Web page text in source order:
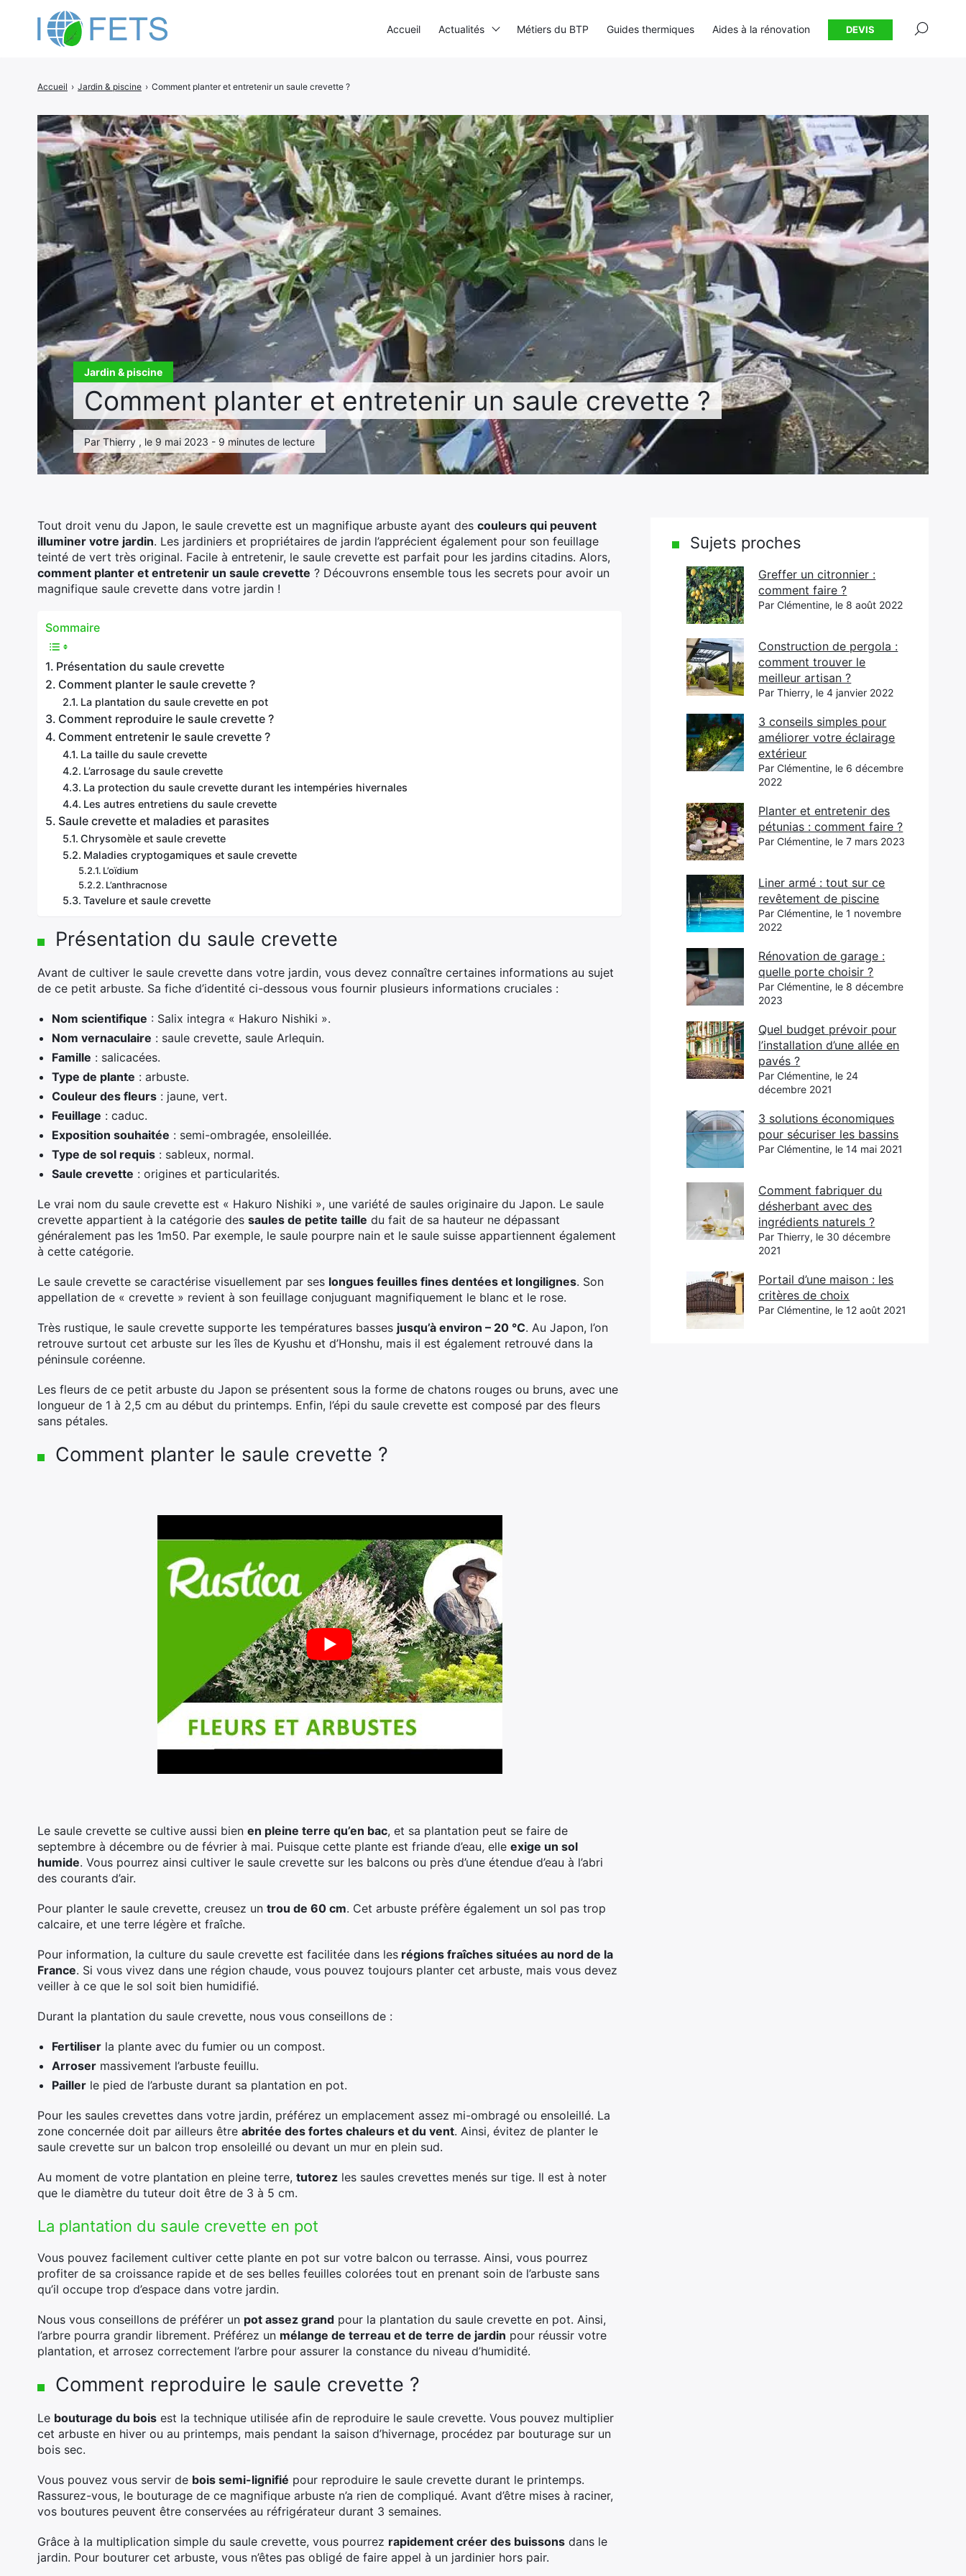
Jardin & piscine
Comment planter et entretenir un saule crevette ?
Par Thierry , le 9 mai 2023 - 9 minutes de lecture
Accueil › Jardin & piscine › Comment planter et entretenir un saule crevette ?
Tout droit venu du Japon, le saule crevette est un magnifique arbuste ayant des couleurs qui peuvent
illuminer votre jardin. Les jardiniers et propriétaires de jardin l’apprécient également pour son feuillage
teinté de vert très original. Facile à entretenir, le saule crevette est parfait pour les jardins citadins. Alors,
comment planter et entretenir un saule crevette ? Découvrons ensemble tous les secrets pour avoir un
magnifique saule crevette dans votre jardin !
Sommaire
Présentation du saule crevette
Comment planter le saule crevette ?
La plantation du saule crevette en pot
Comment reproduire le saule crevette ?
Comment entretenir le saule crevette ?
La taille du saule crevette
L’arrosage du saule crevette
La protection du saule crevette durant les intempéries hivernales
Les autres entretiens du saule crevette
Saule crevette et maladies et parasites
Chrysomèle et saule crevette
Maladies cryptogamiques et saule crevette
L’oïdium
L’anthracnose
Tavelure et saule crevette
Présentation du saule crevette
Avant de cultiver le saule crevette dans votre jardin, vous devez connaître certaines informations au sujet
de ce petit arbuste. Sa fiche d’identité ci-dessous vous fournir plusieurs informations cruciales :
Nom scientifique : Salix integra « Hakuro Nishiki ».
Nom vernaculaire : saule crevette, saule Arlequin.
Famille : salicacées.
Type de plante : arbuste.
Couleur des fleurs : jaune, vert.
Feuillage : caduc.
Exposition souhaitée : semi-ombragée, ensoleillée.
Type de sol requis : sableux, normal.
Saule crevette : origines et particularités.
Le vrai nom du saule crevette est « Hakuro Nishiki », une variété de saules originaire du Japon. Le saule
crevette appartient à la catégorie des saules de petite taille du fait de sa hauteur ne dépassant
généralement pas les 1m50. Par exemple, le saule pourpre nain et le saule suisse appartiennent également
à cette catégorie.
Le saule crevette se caractérise visuellement par ses longues feuilles fines dentées et longilignes. Son
appellation de « crevette » revient à son feuillage conjuguant magnifiquement le blanc et le rose.
Très rustique, le saule crevette supporte les températures basses jusqu’à environ – 20 °C. Au Japon, l’on
retrouve surtout cet arbuste sur les îles de Kyushu et d’Honshu, mais il est également retrouvé dans la
péninsule coréenne.
Les fleurs de ce petit arbuste du Japon se présentent sous la forme de chatons rouges ou bruns, avec une
longueur de 1 à 2,5 cm au début du printemps. Enfin, l’épi du saule crevette est composé par des fleurs
sans pétales.
Comment planter le saule crevette ?
Le saule crevette se cultive aussi bien en pleine terre qu’en bac, et sa plantation peut se faire de
septembre à décembre ou de février à mai. Puisque cette plante est friande d’eau, elle exige un sol
humide. Vous pourrez ainsi cultiver le saule crevette sur les balcons ou près d’une étendue d’eau à l’abri
des courants d’air.
Pour planter le saule crevette, creusez un trou de 60 cm. Cet arbuste préfère également un sol pas trop
calcaire, et une terre légère et fraîche.
Pour information, la culture du saule crevette est facilitée dans les régions fraîches situées au nord de la
France. Si vous vivez dans une région chaude, vous pouvez toujours planter cet arbuste, mais vous devez
veiller à ce que le sol soit bien humidifié.
Durant la plantation du saule crevette, nous vous conseillons de :
Fertiliser la plante avec du fumier ou un compost.
Arroser massivement l’arbuste feuillu.
Pailler le pied de l’arbuste durant sa plantation en pot.
Pour les saules crevettes dans votre jardin, préférez un emplacement assez mi-ombragé ou ensoleillé. La
zone concernée doit par ailleurs être abritée des fortes chaleurs et du vent. Ainsi, évitez de planter le
saule crevette sur un balcon trop ensoleillé ou devant un mur en plein sud.
Au moment de votre plantation en pleine terre, tutorez les saules crevettes menés sur tige. Il est à noter
que le diamètre du tuteur doit être de 3 à 5 cm.
La plantation du saule crevette en pot
Vous pouvez facilement cultiver cette plante en pot sur votre balcon ou terrasse. Ainsi, vous pourrez
profiter de sa croissance rapide et de ses belles feuilles colorées tout en prenant soin de l’arbuste sans
qu’il occupe trop d’espace dans votre jardin.
Nous vous conseillons de préférer un pot assez grand pour la plantation du saule crevette en pot. Ainsi,
l’arbre pourra grandir librement. Préférez un mélange de terreau et de terre de jardin pour réussir votre
plantation, et arrosez correctement l’arbre pour assurer la constance du niveau d’humidité.
Comment reproduire le saule crevette ?
Le bouturage du bois est la technique utilisée afin de reproduire le saule crevette. Vous pouvez multiplier
cet arbuste en hiver ou au printemps, mais pendant la saison d’hivernage, procédez par bouturage sur un
bois sec.
Vous pouvez vous servir de bois semi-lignifié pour reproduire le saule crevette durant le printemps.
Rassurez-vous, le bouturage de ce magnifique arbuste n’a rien de compliqué. Avant d’être mises à raciner,
vos boutures peuvent être conservées au réfrigérateur durant 3 semaines.
Grâce à la multiplication simple du saule crevette, vous pourrez rapidement créer des buissons dans le
jardin. Pour bouturer cet arbuste, vous n’êtes pas obligé de faire appel à un jardinier hors pair.
Sujets proches
Greffer un citronnier :
comment faire ?
Par Clémentine, le 8 août 2022
Construction de pergola :
comment trouver le
meilleur artisan ?
Par Thierry, le 4 janvier 2022
3 conseils simples pour
améliorer votre éclairage
extérieur
Par Clémentine, le 6 décembre
2022
Planter et entretenir des
pétunias : comment faire ?
Par Clémentine, le 7 mars 2023
Liner armé : tout sur ce
revêtement de piscine
Par Clémentine, le 1 novembre
2022
Rénovation de garage :
quelle porte choisir ?
Par Clémentine, le 8 décembre
2023
Quel budget prévoir pour
l’installation d’une allée en
pavés ?
Par Clémentine, le 24
décembre 2021
3 solutions économiques
pour sécuriser les bassins
Par Clémentine, le 14 mai 2021
Comment fabriquer du
désherbant avec des
ingrédients naturels ?
Par Thierry, le 30 décembre
2021
Portail d’une maison : les
critères de choix
Par Clémentine, le 12 août 2021
Accueil Actualités Métiers du BTP Guides thermiques Aides à la rénovation DEVIS
Rechercher